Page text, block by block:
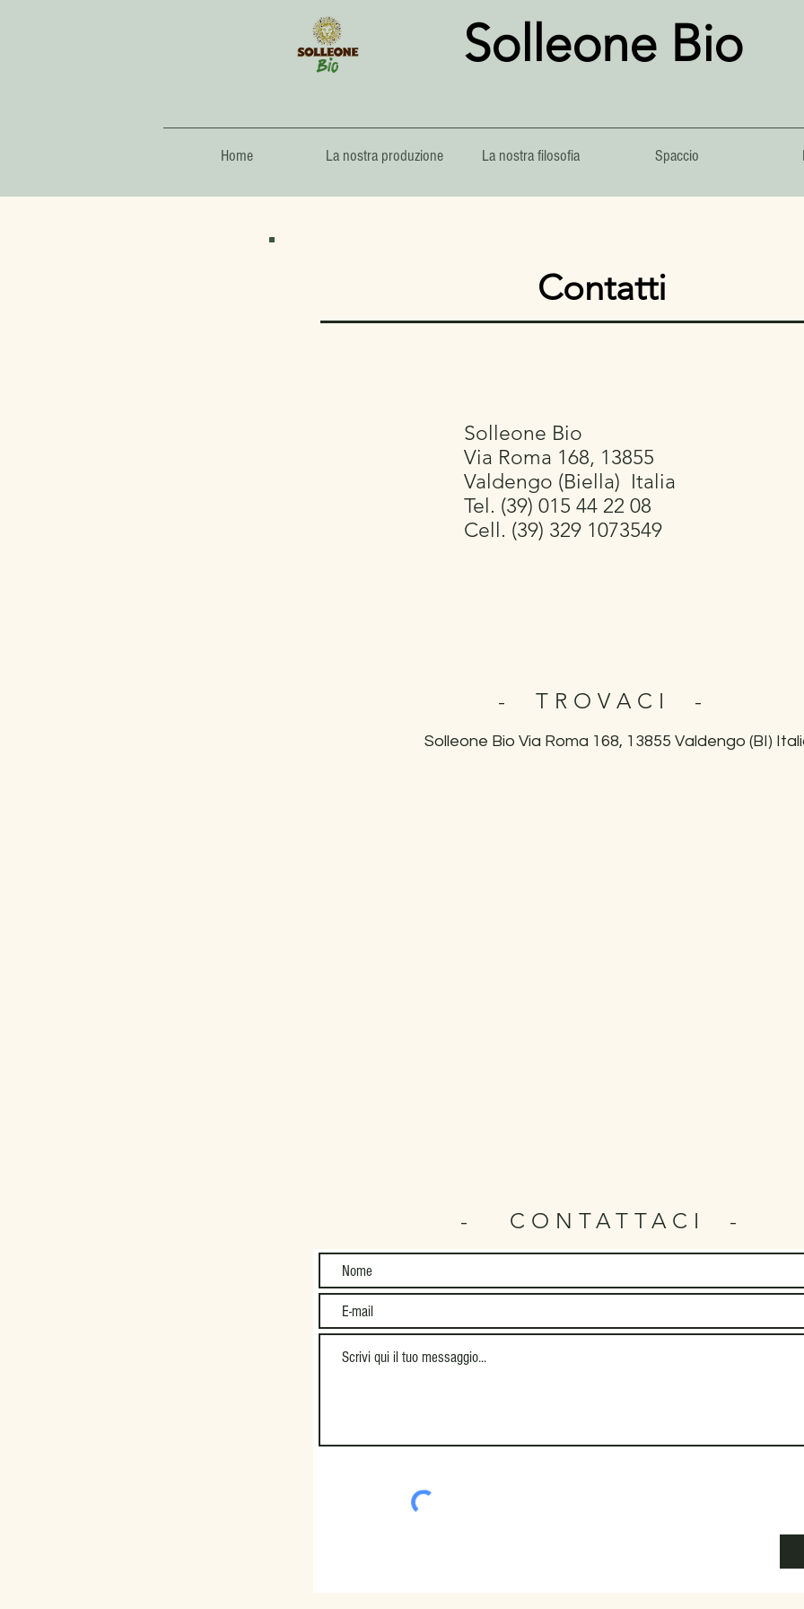
Solleone Bio
Home La nostra produzione La nostra filosofia Spaccio
Contatti
Solleone Bio
Via Roma 168, 13855
Valdengo (Biella) Italia
Tel. (39) 015 44 22 08
Cell. (39) 329 1073549
- TROVACI -
Solleone Bio Via Roma 168, 13855 Valdengo (BI)
- CONTATTACI -